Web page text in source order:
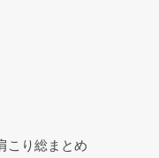
こり総まとめ